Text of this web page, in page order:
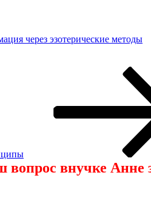
через эзотерические методы
вопрос внучке Анне